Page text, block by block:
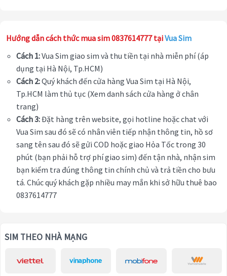
Hướng dẫn cách thức mua sim 0837614777 tạiVua Sim
Cách 1:Vua Sim giao sim và thu tiền tại nhà miễn phí (áp
dụng tại Hà Nội, Tp.HCM)
Cách 2:Quý khách đến cửa hàng Vua Sim tại Hà Nội,
Tp.HCM làm thủ tục (Xem danh sách cửa hàng ở chân
trang)
Cách 3:Đặt hàng trên website, gọi hotline hoặc chat với
Vua Sim sau đó sẽ có nhân viên tiếp nhận thông tin, hồ sơ
sang tên sau đó sẽ gửi COD hoặc giao Hỏa Tốc trong 30
phút (bạn phải hỗ trợ phí giao sim) đến tận nhà, nhận sim
bạn kiểm tra đúng thông tin chính chủ và trả tiền cho bưu
tá. Chúc quý khách gặp nhiều may mắn khi sở hữu thuê bao
0837614777
SIM THEO NHÀ MẠNG